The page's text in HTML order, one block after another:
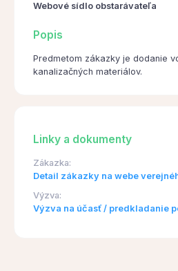
Webové sídlo obstarávateľa
Popis
Predmetom zákazky je dodanie
kanalizačných materiálov.
Linky a dokumenty
Zákazka:
Detail zákazky na webe
Výzva:
Výzva na účasť / predkladanie